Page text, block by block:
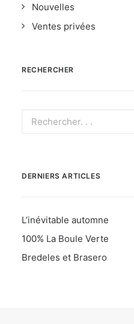
Nouvelles
Ventes privées
RECHERCHER
DERNIERS ARTICLES
L’inévitable automne
100% La Boule Verte
Bredeles et Brasero